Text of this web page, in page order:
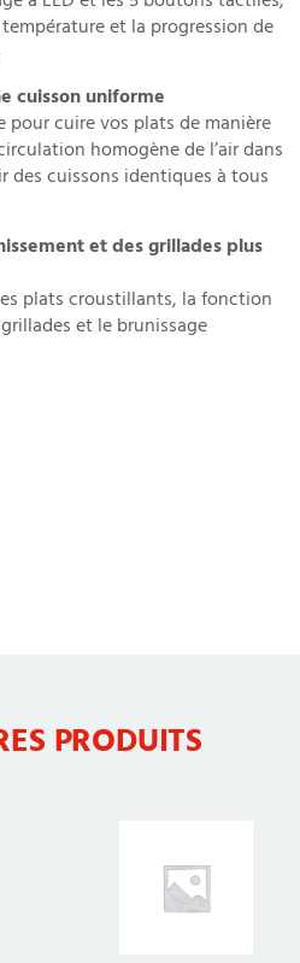
et la progression de
cuisson uniforme
cuire vos plats de manière
homogène de l’air dans
des cuissons identiques à tous
et des grillades plus
plats croustillants, la fonction
et le brunissage
PRODUITS